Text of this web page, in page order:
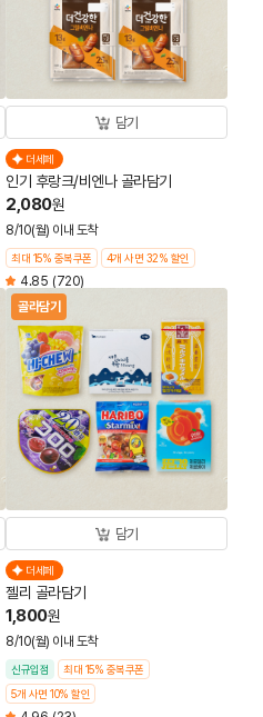
담기
더세페
인기 후랑크/비엔나 골라담기
2,080원
8/10(월) 이내 도착
최대 15% 중복쿠폰 4개 사면 32% 할인
4.85 (720)
골라담기
담기
더세페
젤리 골라담기
1,800원
8/10(월) 이내 도착
신규입점
최대 15% 중복쿠폰
5개 사면 10% 할인